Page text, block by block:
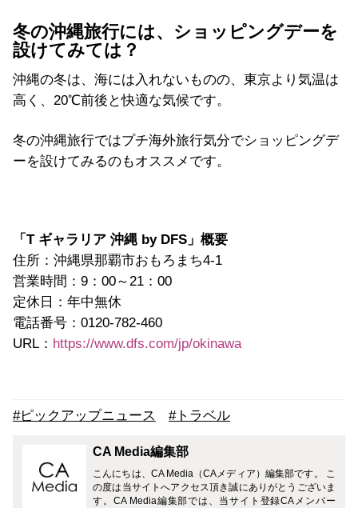
冬の沖縄旅行には、ショッピングデーを
設けてみては？
沖縄の冬は、海には入れないものの、東京より気温は
高く、20℃前後と快適な気候です。
冬の沖縄旅行ではプチ海外旅行気分でショッピングデ
ーを設けてみるのもオススメです。
「T ギャラリア 沖縄 by DFS」概要
住所：沖縄県那覇市おもろまち4-1
営業時間：9：00～21：00
定休日：年中無休
電話番号：0120-782-460
URL： https://www.dfs.com/jp/okinawa
#ピックアップニュース #トラベル
CA Media編集部
こんにちは、CA Media（CAメディア）編集部です。 こ
の度は当サイトへアクセス頂き誠にありがとうございま
す。CA Media編集部では、当サイト登録CAメンバー